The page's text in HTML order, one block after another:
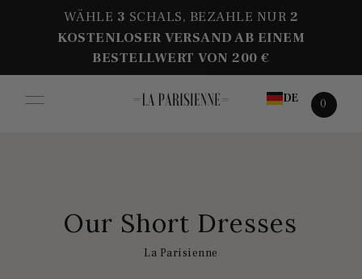
WÄHLE 3 SCHALS, BEZAHLE NUR 2
KOSTENLOSER VERSAND AB EINEM
BESTELLWERT VON 200 €
DE 0
Our Short Dresses
La Parisienne